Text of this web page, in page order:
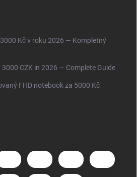
Kč v roku 2026 — Kompletný
CZK in 2026 — Complete Guide
FHD notebook za 5000 Kč